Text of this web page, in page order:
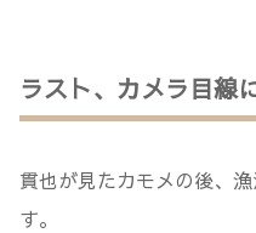
ラスト、カメラ目線
貫也が見たカモメの後、
す。